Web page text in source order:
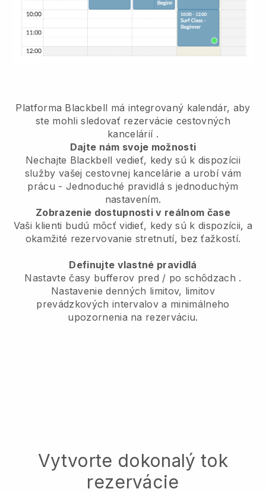
Platforma Blackbell má integrovaný kalendár, aby
ste mohli sledovať rezervácie cestovných
kancelárií.
Dajte nám svoje možnosti
Nechajte Blackbell vedieť, kedy sú k dispozícii
služby vašej cestovnej kancelárie a urobí vám
prácu - Jednoduché pravidlá s jednoduchým
nastavením.
Zobrazenie dostupnosti v reálnom čase
Vaši klienti budú môcť vidieť, kedy sú k dispozícii, a
okamžité rezervovanie stretnutí, bez ťažkostí.
Definujte vlastné pravidlá
Nastavte časy bufferov pred / po schôdzach .
Nastavenie denných limitov, limitov
prevádzkových intervalov a minimálneho
upozornenia na rezerváciu.
Vytvorte dokonalý tok
rezervácie